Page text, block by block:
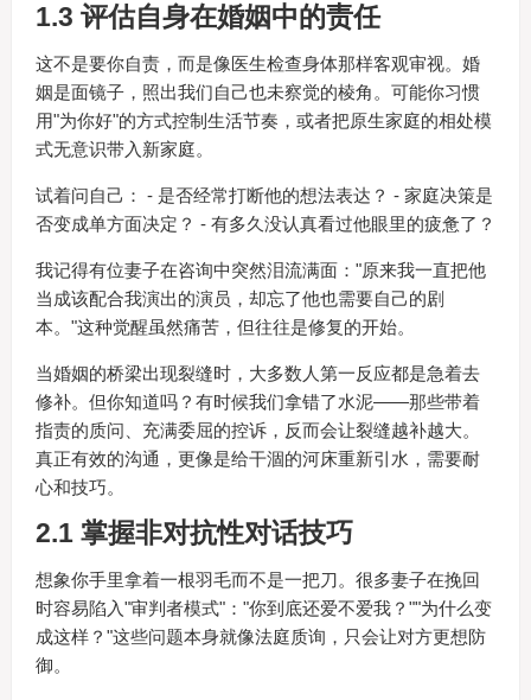
1.3 评估自身在婚姻中的责任
这不是要你自责，而是像医生检查身体那样客观审视。婚
姻是面镜子，照出我们自己也未察觉的棱角。可能你习惯
用"为你好"的方式控制生活节奏，或者把原生家庭的相处模
式无意识带入新家庭。
试着问自己： - 是否经常打断他的想法表达？ - 家庭决策是
否变成单方面决定？ - 有多久没认真看过他眼里的疲惫了？
我记得有位妻子在咨询中突然泪流满面："原来我一直把他
当成该配合我演出的演员，却忘了他也需要自己的剧
本。"这种觉醒虽然痛苦，但往往是修复的开始。
当婚姻的桥梁出现裂缝时，大多数人第一反应都是急着去
修补。但你知道吗？有时候我们拿错了水泥——那些带着
指责的质问、充满委屈的控诉，反而会让裂缝越补越大。
真正有效的沟通，更像是给干涸的河床重新引水，需要耐
心和技巧。
2.1 掌握非对抗性对话技巧
想象你手里拿着一根羽毛而不是一把刀。很多妻子在挽回
时容易陷入"审判者模式"："你到底还爱不爱我？""为什么变
成这样？"这些问题本身就像法庭质询，只会让对方更想防
御。